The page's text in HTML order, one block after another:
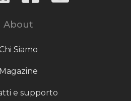
About
Siamo
Magazine
e supporto